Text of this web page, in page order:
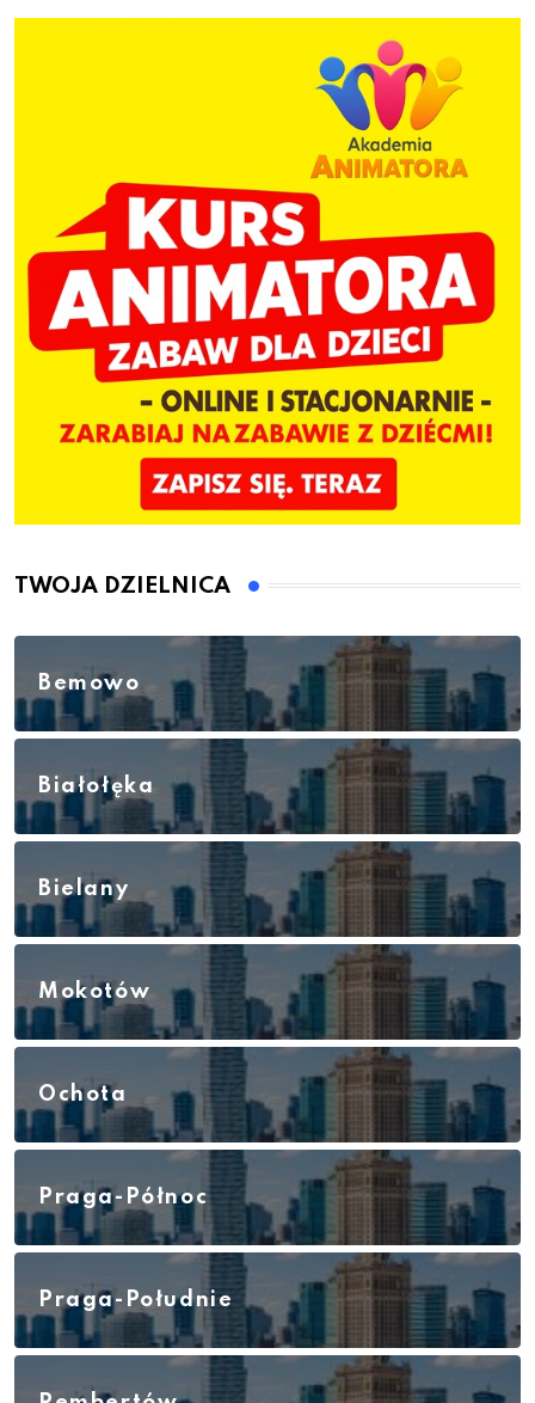
TWOJA DZIELNICA
Bemowo
Białołęka
Bielany
Mokotów
Ochota
Praga-Północ
Praga-Południe